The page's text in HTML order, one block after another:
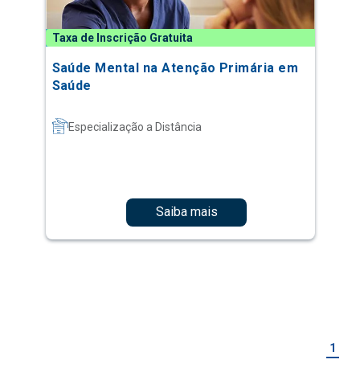
Taxa de Inscrição Gratuita
Saúde Mental na Atenção Primária em
Saúde
Especialização a Distância
Saiba mais
1